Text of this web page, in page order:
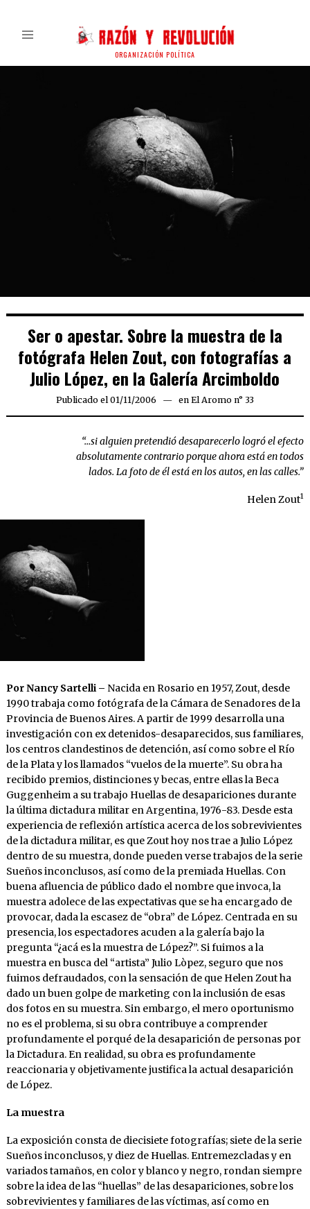
ORGANIZACIÓN POLÍTICA
Ser o apestar. Sobre la muestra de la
fotógrafa Helen Zout, con fotografías a
Julio López, en la Galería Arcimboldo
Publicado el 01/11/2006 23/03/2020
en El Aromo n° 33
“…si alguien pretendió desaparecerlo logró el efecto
absolutamente contrario porque ahora está en todos
lados. La foto de él está en los autos, en las calles.”
Helen Zout1
Por Nancy Sartelli – Nacida en Rosario en 1957, Zout, desde
1990 trabaja como fotógrafa de la Cámara de Senadores de la
Provincia de Buenos Aires. A partir de 1999 desarrolla una
investigación con ex detenidos-desaparecidos, sus familiares,
los centros clandestinos de detención, así como sobre el Río
de la Plata y los llamados “vuelos de la muerte”. Su obra ha
recibido premios, distinciones y becas, entre ellas la Beca
Guggenheim a su trabajo Huellas de desapariciones durante
la última dictadura militar en Argentina, 1976-83. Desde esta
experiencia de reflexión artística acerca de los sobrevivientes
de la dictadura militar, es que Zout hoy nos trae a Julio López
dentro de su muestra, donde pueden verse trabajos de la serie
Sueños inconclusos, así como de la premiada Huellas. Con
buena afluencia de público dado el nombre que invoca, la
muestra adolece de las expectativas que se ha encargado de
provocar, dada la escasez de “obra” de López. Centrada en su
presencia, los espectadores acuden a la galería bajo la
pregunta “¿acá es la muestra de López?”. Si fuimos a la
muestra en busca del “artista” Julio Lòpez, seguro que nos
fuimos defraudados, con la sensación de que Helen Zout ha
dado un buen golpe de marketing con la inclusión de esas
dos fotos en su muestra. Sin embargo, el mero oportunismo
no es el problema, si su obra contribuye a comprender
profundamente el porqué de la desaparición de personas por
la Dictadura. En realidad, su obra es profundamente
reaccionaria y objetivamente justifica la actual desaparición
de López.
La muestra
La exposición consta de diecisiete fotografías; siete de la serie
Sueños inconclusos, y diez de Huellas. Entremezcladas y en
variados tamaños, en color y blanco y negro, rondan siempre
sobre la idea de las “huellas” de las desapariciones, sobre los
sobrevivientes y familiares de las víctimas, así como en